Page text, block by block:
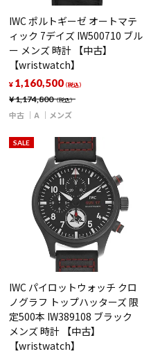
IWC ポルトギーゼ オートマテ
ィック 7デイズ IW500710 ブル
ー メンズ 時計 【中古】
【wristwatch】
¥1,174,800（税込）
¥ 1,160,500（税込）
中古 A メンズ
SALE
IWC パイロットウォッチ クロ
ノグラフ トップハッターズ 限
定500本 IW389108 ブラック
メンズ 時計 【中古】
【wristwatch】